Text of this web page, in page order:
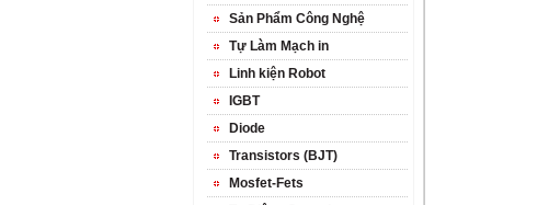
Sản Phẩm Công Nghệ
Tự Làm Mạch in
Linh kiện Robot
IGBT
Diode
Transistors (BJT)
Mosfet-Fets